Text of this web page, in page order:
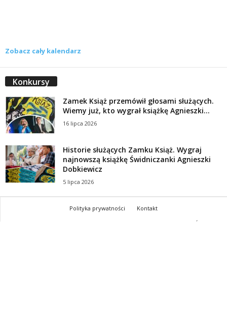
Zobacz cały kalendarz
Konkursy
Zamek Książ przemówił głosami służących.
Wiemy już, kto wygrał książkę Agnieszki...
16 lipca 2026
Historie służących Zamku Książ. Wygraj
najnowszą książkę Świdniczanki Agnieszki
Dobkiewicz
5 lipca 2026
Polityka prywatności
Kontakt
© Wydawca: Portal Swidnica24.pl, Marek Kowalski, Rynek 33/4, 58-100 Świdnica.